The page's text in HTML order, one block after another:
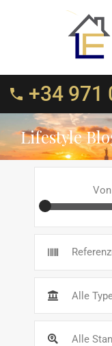
+34 971
Lifestyle
Von
Alle
Alle